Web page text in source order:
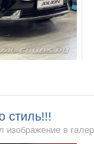
стиль!!!
изображение в